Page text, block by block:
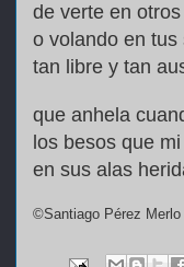
de verte en
o volando en tus
tan libre y tan
que anhela
los besos que
en sus alas
©Santiago Pérez Merlo